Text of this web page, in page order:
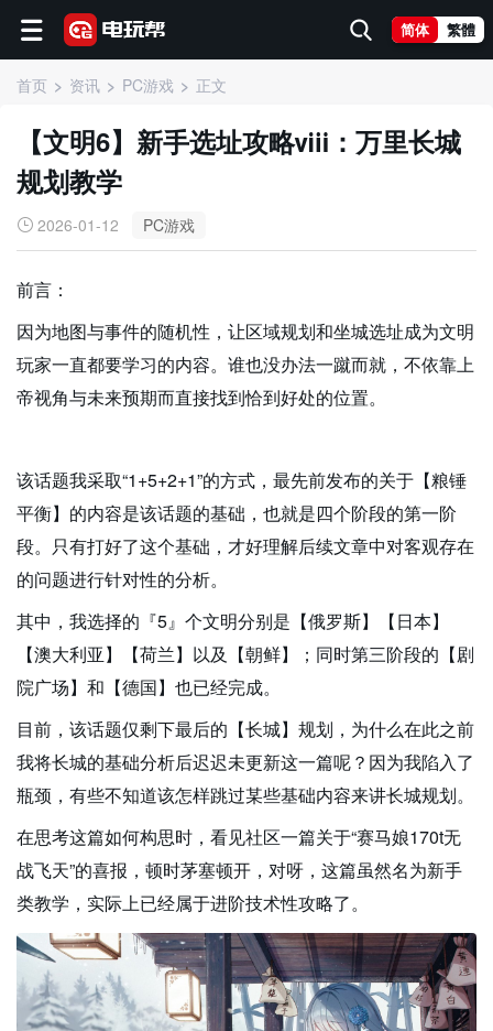
简体 繁體
首页 资讯 PC游戏 正文
【文明6】新手选址攻略ⅷ：万里长城
规划教学
2026-01-12 PC游戏
前言：
因为地图与事件的随机性，让区域规划和坐城选址成为文明
玩家一直都要学习的内容。谁也没办法一蹴而就，不依靠上
帝视角与未来预期而直接找到恰到好处的位置。
该话题我采取“1+5+2+1”的方式，最先前发布的关于【粮锤
平衡】的内容是该话题的基础，也就是四个阶段的第一阶
段。只有打好了这个基础，才好理解后续文章中对客观存在
的问题进行针对性的分析。
其中，我选择的『5』个文明分别是【俄罗斯】【日本】
【澳大利亚】【荷兰】以及【朝鲜】；同时第三阶段的【剧
院广场】和【德国】也已经完成。
目前，该话题仅剩下最后的【长城】规划，为什么在此之前
我将长城的基础分析后迟迟未更新这一篇呢？因为我陷入了
瓶颈，有些不知道该怎样跳过某些基础内容来讲长城规划。
在思考这篇如何构思时，看见社区一篇关于“赛马娘170t无
战飞天”的喜报，顿时茅塞顿开，对呀，这篇虽然名为新手
类教学，实际上已经属于进阶技术性攻略了。